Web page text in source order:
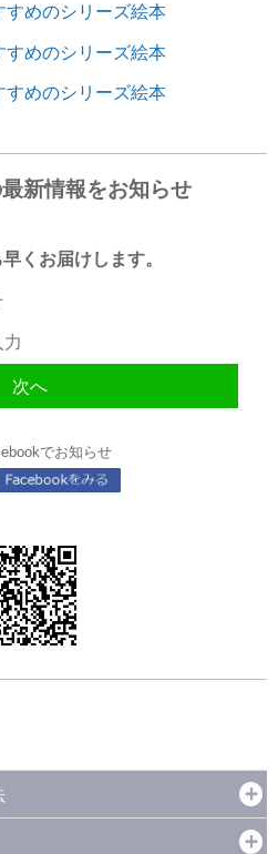
すめのシリーズ絵本
すめのシリーズ絵本
すめのシリーズ絵本
新情報をお知らせ
くお届けします。
でお知らせ